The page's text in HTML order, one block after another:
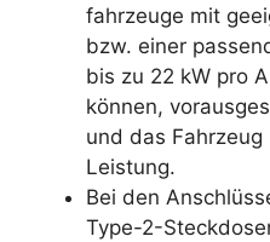
fahrzeuge mit
bzw. einer
bis zu 22 kW pro
können,
und das
Leistung.
Bei den
Type-2-